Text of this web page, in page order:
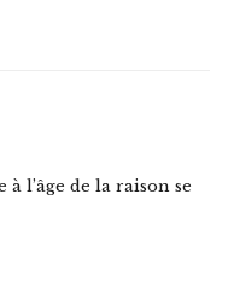
l’âge de la raison se